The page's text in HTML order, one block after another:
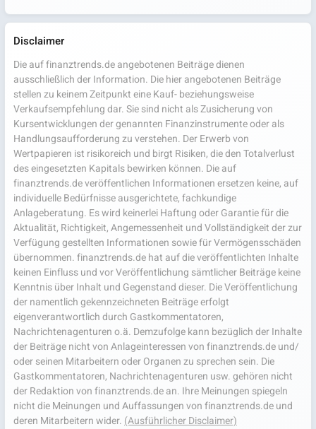
Disclaimer
Die auf finanztrends.de angebotenen Beiträge dienen
ausschließlich der Information. Die hier angebotenen Beiträge
stellen zu keinem Zeitpunkt eine Kauf- beziehungsweise
Verkaufsempfehlung dar. Sie sind nicht als Zusicherung von
Kursentwicklungen der genannten Finanzinstrumente oder als
Handlungsaufforderung zu verstehen. Der Erwerb von
Wertpapieren ist risikoreich und birgt Risiken, die den Totalverlust
des eingesetzten Kapitals bewirken können. Die auf
finanztrends.de veröffentlichen Informationen ersetzen keine, auf
individuelle Bedürfnisse ausgerichtete, fachkundige
Anlageberatung. Es wird keinerlei Haftung oder Garantie für die
Aktualität, Richtigkeit, Angemessenheit und Vollständigkeit der zur
Verfügung gestellten Informationen sowie für Vermögensschäden
übernommen. finanztrends.de hat auf die veröffentlichten Inhalte
keinen Einfluss und vor Veröffentlichung sämtlicher Beiträge keine
Kenntnis über Inhalt und Gegenstand dieser. Die Veröffentlichung
der namentlich gekennzeichneten Beiträge erfolgt
eigenverantwortlich durch Gastkommentatoren,
Nachrichtenagenturen o.ä. Demzufolge kann bezüglich der Inhalte
der Beiträge nicht von Anlageinteressen von finanztrends.de und/
oder seinen Mitarbeitern oder Organen zu sprechen sein. Die
Gastkommentatoren, Nachrichtenagenturen usw. gehören nicht
der Redaktion von finanztrends.de an. Ihre Meinungen spiegeln
nicht die Meinungen und Auffassungen von finanztrends.de und
deren Mitarbeitern wider. (Ausführlicher Disclaimer)